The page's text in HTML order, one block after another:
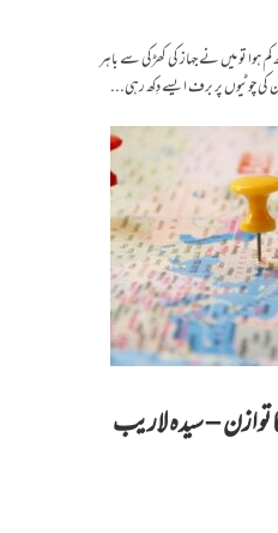
کم ہوا تو میں نے جہاز کی کھڑکی سے باہر
چوٹیوں پر برف ایسے دِکھ رہی...
– سیدہ لاریب